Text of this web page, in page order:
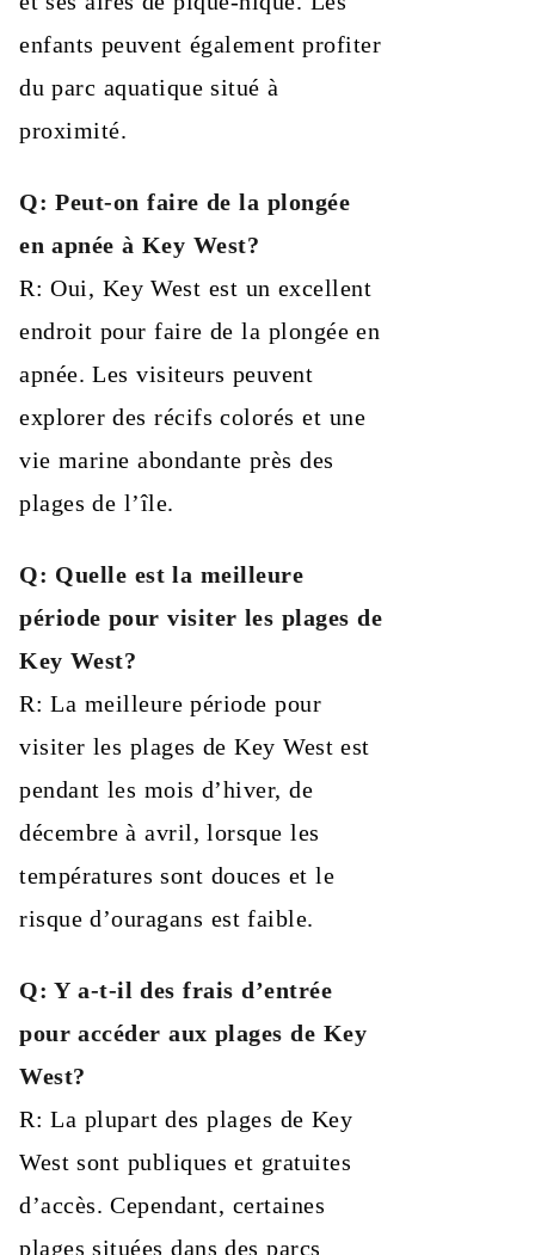
enfants peuvent également profiter
du parc aquatique situé à
proximité.
Q: Peut-on faire de la plongée
en apnée à Key West?
R: Oui, Key West est un excellent
endroit pour faire de la plongée en
apnée. Les visiteurs peuvent
explorer des récifs colorés et une
vie marine abondante près des
plages de l’île.
Q: Quelle est la meilleure
période pour visiter les plages de
Key West?
R: La meilleure période pour
visiter les plages de Key West est
pendant les mois d’hiver, de
décembre à avril, lorsque les
températures sont douces et le
risque d’ouragans est faible.
Q: Y a-t-il des frais d’entrée
pour accéder aux plages de Key
West?
R: La plupart des plages de Key
West sont publiques et gratuites
d’accès. Cependant, certaines
plages situées dans des parcs